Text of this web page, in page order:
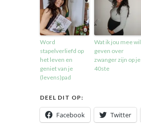
Word
stapelverliefd op
het leven en
geniet van je
(levens)pad
Wat ik jou mee wil
geven over
zwanger zijn op je
40ste
DEEL DIT OP:
Facebook Twitter